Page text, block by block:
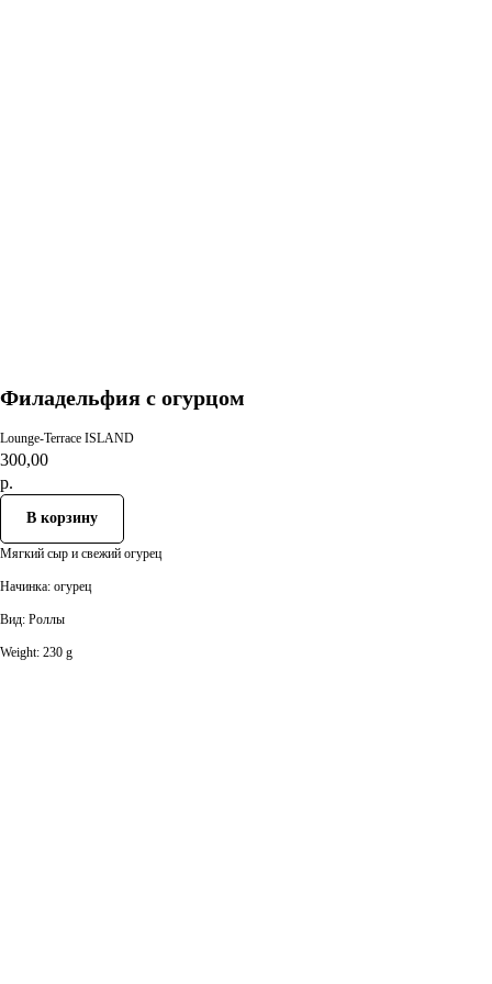
Филадельфия с огурцом
Lounge-Terrace ISLAND
300,00
р.
В корзину
Мягкий сыр и свежий огурец
Начинка: огурец
Вид: Роллы
Weight: 230 g